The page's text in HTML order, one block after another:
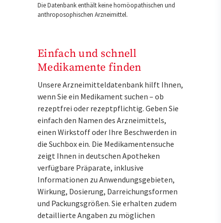
Die Datenbank enthält keine homöopathischen und
anthroposophischen Arzneimittel.
Einfach und schnell
Medikamente finden
Unsere Arzneimitteldatenbank hilft Ihnen,
wenn Sie ein Medikament suchen – ob
rezeptfrei oder rezeptpflichtig. Geben Sie
einfach den Namen des Arzneimittels,
einen Wirkstoff oder Ihre Beschwerden in
die Suchbox ein. Die Medikamentensuche
zeigt Ihnen in deutschen Apotheken
verfügbare Präparate, inklusive
Informationen zu Anwendungsgebieten,
Wirkung, Dosierung, Darreichungsformen
und Packungsgrößen. Sie erhalten zudem
detaillierte Angaben zu möglichen